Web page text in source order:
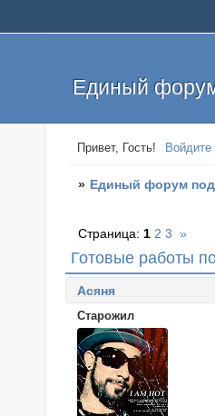
Единый
Привет, Гость! Войдите
» Единый форум
Готовые работы
Страница: 1 2 3 »
Асяня
Cтарожил